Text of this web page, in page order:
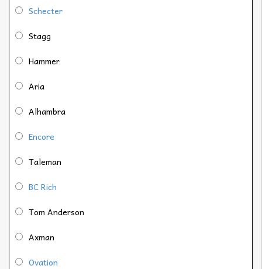
Schecter
Stagg
Hammer
Aria
Alhambra
Encore
Taleman
BC Rich
Tom Anderson
Axman
Ovation